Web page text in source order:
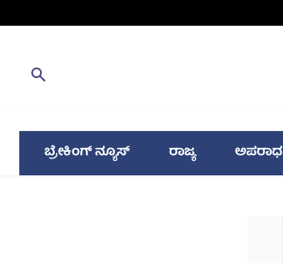
ಬ್ರೇಕಿಂಗ್ ನ್ಯೂಸ್ ರಾಜ್ಯ ಅಪರಾಧ